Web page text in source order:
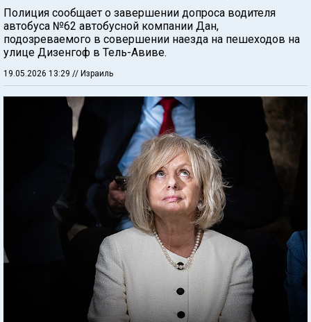
Полиция сообщает о завершении допроса водителя
автобуса №62 автобусной компании Дан,
подозреваемого в совершении наезда на пешеходов на
улице Дизенгоф в Тель-Авиве.
19.05.2026 13:29 // Израиль